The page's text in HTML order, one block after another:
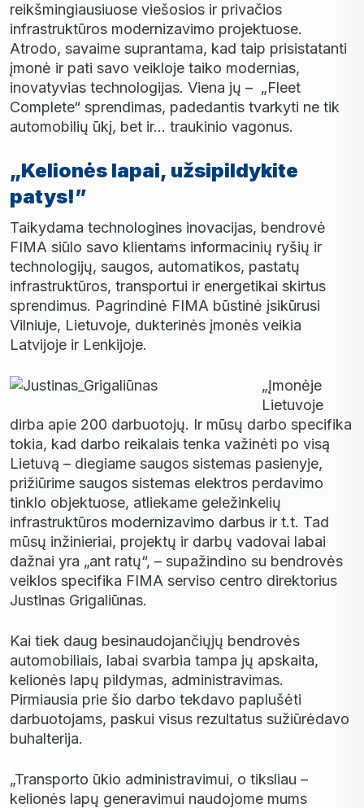
reikšmingiausiuose viešosios ir privačios
infrastruktūros modernizavimo projektuose.
Atrodo, savaime suprantama, kad taip prisistatanti
įmonė ir pati savo veikloje taiko modernias,
inovatyvias technologijas. Viena jų – „Fleet
Complete“ sprendimas, padedantis tvarkyti ne tik
automobilių ūkį, bet ir… traukinio vagonus.
„Kelionės lapai, užsipildykite
patys!”
Taikydama technologines inovacijas, bendrovė
FIMA siūlo savo klientams informacinių ryšių ir
technologijų, saugos, automatikos, pastatų
infrastruktūros, transportui ir energetikai skirtus
sprendimus. Pagrindinė FIMA būstinė įsikūrusi
Vilniuje, Lietuvoje, dukterinės įmonės veikia
Latvijoje ir Lenkijoje.
„Įmonėje
Lietuvoje
dirba apie 200 darbuotojų. Ir mūsų darbo specifika
tokia, kad darbo reikalais tenka važinėti po visą
Lietuvą – diegiame saugos sistemas pasienyje,
prižiūrime saugos sistemas elektros perdavimo
tinklo objektuose, atliekame geležinkelių
infrastruktūros modernizavimo darbus ir t.t. Tad
mūsų inžinieriai, projektų ir darbų vadovai labai
dažnai yra „ant ratų“, – supažindino su bendrovės
veiklos specifika FIMA serviso centro direktorius
Justinas Grigaliūnas.
Kai tiek daug besinaudojančiųjų bendrovės
automobiliais, labai svarbia tampa jų apskaita,
kelionės lapų pildymas, administravimas.
Pirmiausia prie šio darbo tekdavo paplušėti
darbuotojams, paskui visus rezultatus sužiūrėdavo
buhalterija.
„Transporto ūkio administravimui, o tiksliau –
kelionės lapų generavimui naudojome mums